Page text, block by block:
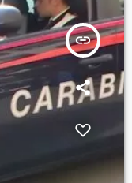
insert_link